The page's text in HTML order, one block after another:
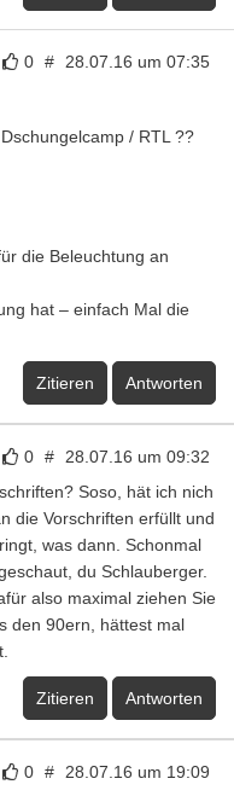
0 # 28.07.16 um 09:32
Soso, hät ich nich
was dann. Schonmal
du Schlauberger.
den 90ern, hättest mal
Zitieren Antworten
im-
__67.html
🙂
gleich
steht. Was dort nicht
erlaubt.
mancher Leute, dass
was mit Strafe oder
Zitieren Antworten